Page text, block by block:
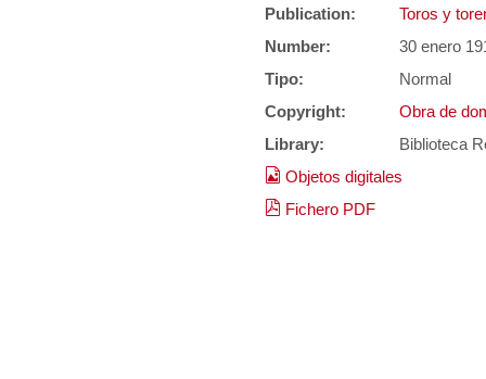
Publication:
Toros y
Number:
30 enero
Tipo:
Normal
Copyright:
Obra de
Library:
Biblioteca
Objetos digitales
Fichero PDF